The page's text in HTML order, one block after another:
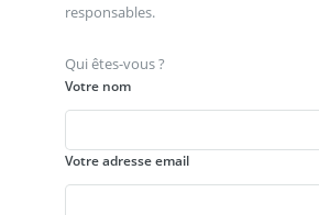
responsables.
Qui êtes-vous ?
Votre nom
Votre adresse email